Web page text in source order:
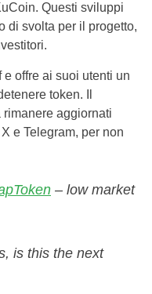
Questi sviluppi
di svolta per il progetto,
offre ai suoi utenti un
token. Il
aggiornati
e Telegram, per non
– low market
is this the next